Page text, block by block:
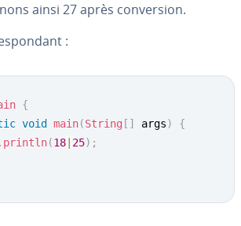
ainsi 27 après con­ver­sion.
:
{
void main(String [ ] args)
{
. println(18 25) ;